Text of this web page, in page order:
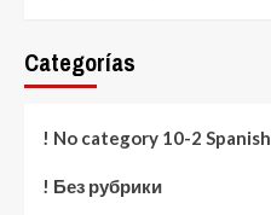
Categorías
! No category 10-2 Spanish
! Без рубрики